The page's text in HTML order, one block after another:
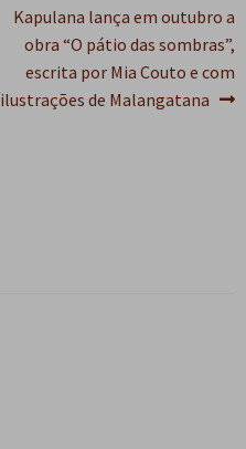
Próximo
post:
Kapulana lança em outubro a
obra “O pátio das sombras”,
escrita por Mia Couto e com
ilustrações de Malangatana